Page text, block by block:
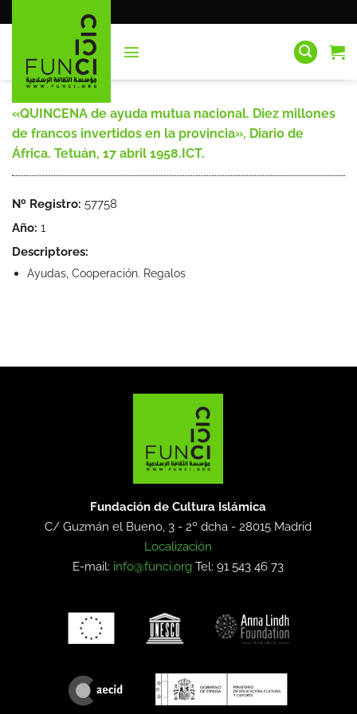
al
«QUINCENA de ayuda mutua nacional. Diez millones
de francos invertidos en la provincia», Diario de
África. Tetuán, 17 abril 1958.ICT.
Nº Registro: 57758
Año: 1
Descriptores:
Ayudas, Cooperación. Regalos
Fundación de Cultura Islámica
C/ Guzmán el Bueno, 3 - 2º dcha -28015 Madrid
Localización
E-mail: info@funci.org Tel: 91 543 46 73